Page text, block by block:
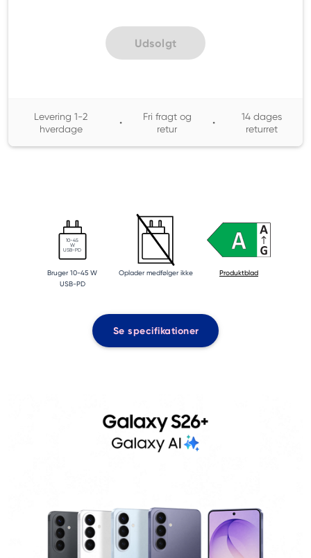
Udsolgt
Levering 1-2
hverdage
•
Fri fragt og
retur
•
14 dages
returret
10-45
W
USB-PD
Bruger 10-45 W
USB-PD
Oplader medfølger ikke Produktblad
Se specifikationer